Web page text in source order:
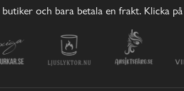
och bara betala en frakt. Klicka